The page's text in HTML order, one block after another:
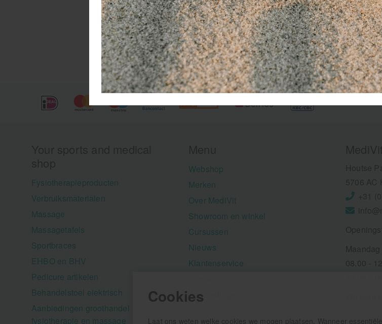
Cookies
Laat ons weten welke cookies we mogen plaatsen. Wanneer
Fysiotherapieproducten
Verbruiksmaterialen
Massage
Massagetafels
Sportbraces
EHBO en BHV
Pedicure artikelen
Behandelstoel elektrisch
Aanbiedingen groothandel
fysiotherapie en massage
Webshop
Merken
Over MediVit
Showroom en winkel
Cursussen
Nieuws
Klantenservice
Aanbiedingen